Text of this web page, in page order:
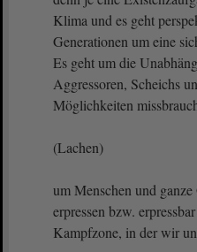
Klima und es geht
Generationen um eine
Es geht um die
Aggressoren, Scheichs
Möglichkeiten
(Lachen)
um Menschen und
erpressen bzw.
Kampfzone, in der wir